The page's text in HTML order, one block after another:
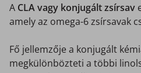
A CLA vagy konjugált zsírsav
amely az omega-6 zsírsavak
Fő jellemzője a konjugált
megkülönbözteti a többi